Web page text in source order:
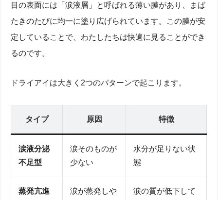
目の表面には「涙液層」と呼ばれる薄い膜があり、まば
たきのたびに均一に塗り広げられています。この膜が安
定していることで、わたしたちは快適に見ることができ
るのです。
ドライアイは大きく2つのパターンで起こります。
タイプ 原因 特徴
涙液分泌
不足型
涙そのものが
少ない
水分が足りない状
態
蒸発亢進
涙が蒸発しや
涙の質が低下して